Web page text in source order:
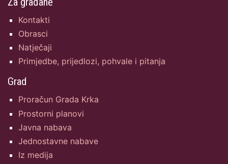
Kontakti
Obrasci
Natječaji
Primjedbe, prijedlozi, pohvale i pitanja
Grad
Proračun Grada Krka
Prostorni planovi
Javna nabava
Jednostavne nabave
Iz medija